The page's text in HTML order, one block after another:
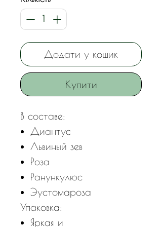
Додати у кошик
Купити
В составе:
Диантус
Львиный зев
Роза
Ранункулюс
Эустомароза
Упаковка:
Яркая и